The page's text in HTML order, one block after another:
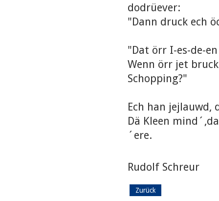
dodrüever:
"Dann druck ech
"Dat örr I-es-de-
Wenn örr jet
Schopping?"
Ech han jejlauwd,
Dä Kleen
´ere.
Rudolf Schreur
Zurück